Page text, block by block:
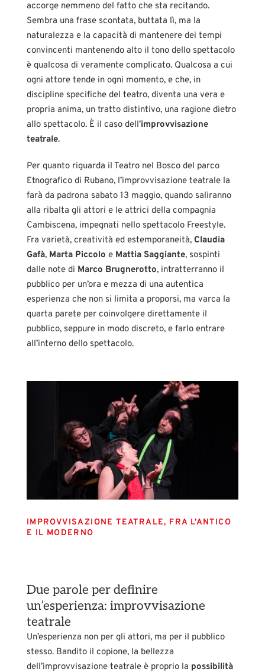
accorge nemmeno del fatto che sta recitando.
Sembra una frase scontata, buttata lì, ma la
naturalezza e la capacità di mantenere dei tempi
convincenti mantenendo alto il tono dello spettacolo
è qualcosa di veramente complicato. Qualcosa a cui
ogni attore tende in ogni momento, e che, in
discipline specifiche del teatro, diventa una vera e
propria anima, un tratto distintivo, una ragione dietro
allo spettacolo. È il caso dell’improvvisazione
teatrale.
Per quanto riguarda il Teatro nel Bosco del parco
Etnografico di Rubano, l’improvvisazione teatrale la
farà da padrona sabato 13 maggio, quando saliranno
alla ribalta gli attori e le attrici della compagnia
Cambiscena, impegnati nello spettacolo Freestyle.
Fra varietà, creatività ed estemporaneità, Claudia
Gafà, Marta Piccolo e Mattia Saggiante, sospinti
dalle note di Marco Brugnerotto, intratterranno il
pubblico per un’ora e mezza di una autentica
esperienza che non si limita a proporsi, ma varca la
quarta parete per coinvolgere direttamente il
pubblico, seppure in modo discreto, e farlo entrare
all’interno dello spettacolo.
IMPROVVISAZIONE TEATRALE, FRA L’ANTICO
E IL MODERNO
Due parole per definire
un’esperienza: improvvisazione
teatrale
Un’esperienza non per gli attori, ma per il pubblico
stesso. Bandito il copione, la bellezza
dell’improvvisazione teatrale è proprio la possibilità